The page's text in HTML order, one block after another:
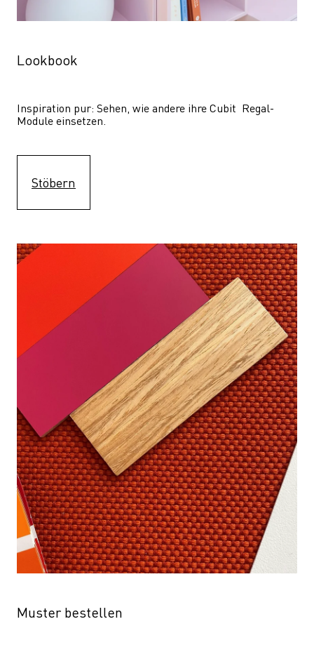
Lookbook
Inspiration pur: Sehen, wie andere ihre Cubit  Regal-
Module einsetzen.
Stöbern
Muster bestellen